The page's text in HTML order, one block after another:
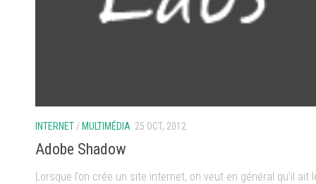
INTERNET / MULTIMÉDIA 25 OCT, 2012
Adobe Shadow
Lorsque l’on crée un site internet, on veut en général qu’il ait